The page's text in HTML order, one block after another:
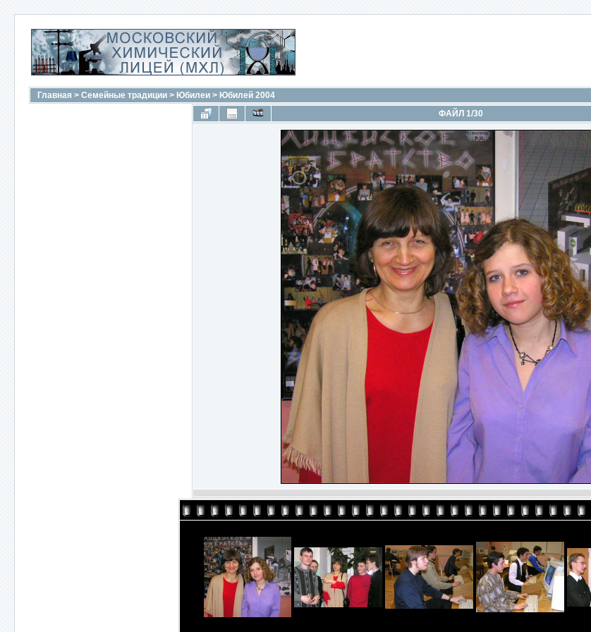
Главная > Семейные традиции > Юбилеи > Юбилей 2004
ФАЙЛ 1/30